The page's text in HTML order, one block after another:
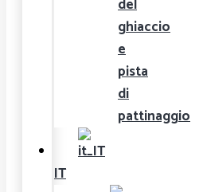
del
ghiaccio
e
pista
di
pattinaggio
IT